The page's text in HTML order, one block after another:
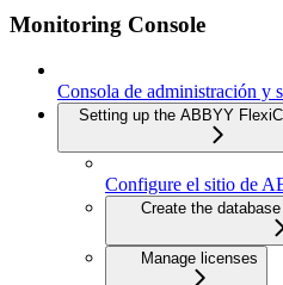
Monitoring Console
Consola de administración y
Setting up the ABBYY
Configure el sitio de
Create the
Manage licenses